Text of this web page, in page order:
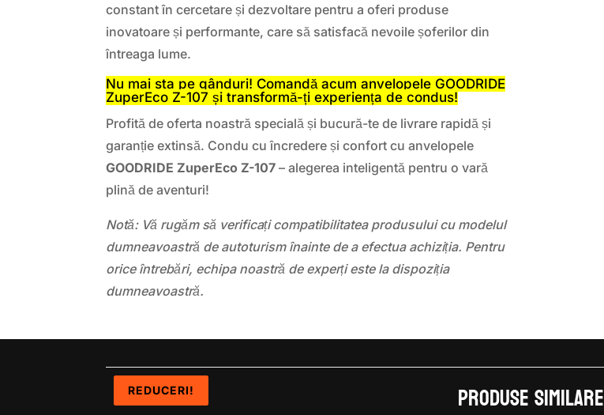
constant în cercetare și dezvoltare pentru a oferi produse
inovatoare și performante, care să satisfacă nevoile șoferilor din
întreaga lume.
Nu mai sta pe gânduri! Comandă acum anvelopele GOODRIDE
ZuperEco Z-107 și transformă-ți experiența de condus!
Profită de oferta noastră specială și bucură-te de livrare rapidă și
garanție extinsă. Condu cu încredere și confort cu anvelopele
GOODRIDE ZuperEco Z-107 – alegerea inteligentă pentru o vară
plină de aventuri!
Notă: Vă rugăm să verificați compatibilitatea produsului cu modelul
dumneavoastră de autoturism înainte de a efectua achiziția. Pentru
orice întrebări, echipa noastră de experți este la dispoziția
dumneavoastră.
Produse similare
REDUCERI!
REDUCERI!